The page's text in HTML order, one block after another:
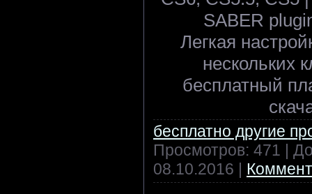
SABER
Легкая
нескольких
бесплатный
бесплатно другие
Просмотров: 471 |
08.10.2016 |